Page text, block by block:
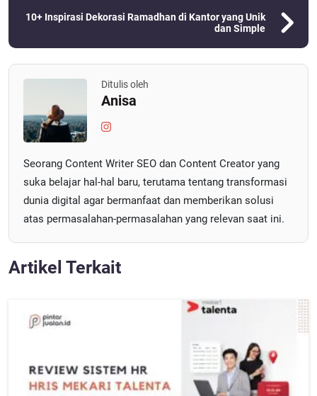
10+ Inspirasi Dekorasi Ramadhan di Kantor yang Unik
dan Simple
Ditulis oleh
Anisa
Seorang Content Writer SEO dan Content Creator yang
suka belajar hal-hal baru, terutama tentang transformasi
dunia digital agar bermanfaat dan memberikan solusi
atas permasalahan-permasalahan yang relevan saat ini.
Artikel Terkait